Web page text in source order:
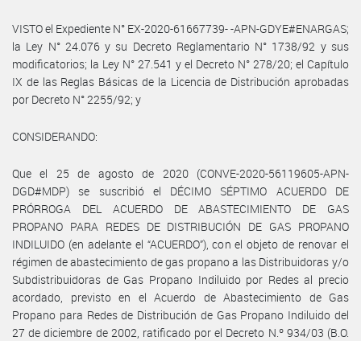
VISTO el Expediente N° EX-2020-61667739- -APN-GDYE#ENARGAS;
la Ley N° 24.076 y su Decreto Reglamentario N° 1738/92 y sus
modificatorios; la Ley N° 27.541 y el Decreto N° 278/20; el Capítulo
IX de las Reglas Básicas de la Licencia de Distribución aprobadas
por Decreto N° 2255/92; y
CONSIDERANDO:
Que el 25 de agosto de 2020 (CONVE-2020-56119605-APN-
DGD#MDP) se suscribió el DÉCIMO SÉPTIMO ACUERDO DE
PRÓRROGA DEL ACUERDO DE ABASTECIMIENTO DE GAS
PROPANO PARA REDES DE DISTRIBUCIÓN DE GAS PROPANO
INDILUIDO (en adelante el “ACUERDO”), con el objeto de renovar el
régimen de abastecimiento de gas propano a las Distribuidoras y/o
Subdistribuidoras de Gas Propano Indiluido por Redes al precio
acordado, previsto en el Acuerdo de Abastecimiento de Gas
Propano para Redes de Distribución de Gas Propano Indiluido del
27 de diciembre de 2002, ratificado por el Decreto N.º 934/03 (B.O.